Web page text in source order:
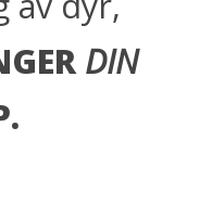
DIN